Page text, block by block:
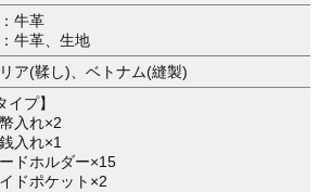
牛革
牛革、生地
ア(鞣し)、ベトナム(縫製)
イプ】
幣入れ×2
銭入れ×1
ードホルダー×15
イドポケット×2